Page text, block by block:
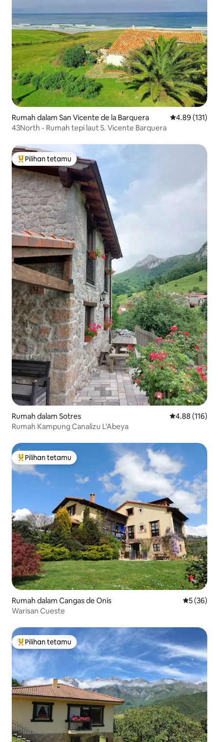
Rumah dalam San Vicente de la Barquera Penarafan
4.89 (131)
43North - Rumah tepi laut S. Vicente Barquera
Pilihan utama tetamu
Pilihan tetamu
Rumah dalam Sotres Penarafan
4.88 (116)
Rumah Kampung Canalizu L'Abeya
Pilihan utama tetamu
Pilihan tetamu
Rumah dalam Cangas de Onís Penarafan
5 (36)
Warisan Cueste
Pilihan utama tetamu
Pilihan tetamu